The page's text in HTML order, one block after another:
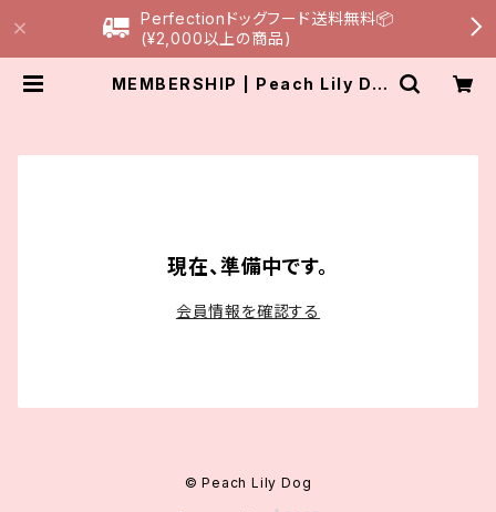
Perfectionドッグフード送料無料📦
(¥2,000以上の商品)
MEMBERSHIP | Peach Lily Do
現在、準備中です。
会員情報を確認する
© Peach Lily Dog